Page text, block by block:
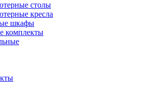
столы
кресла
шкафы
комплекты